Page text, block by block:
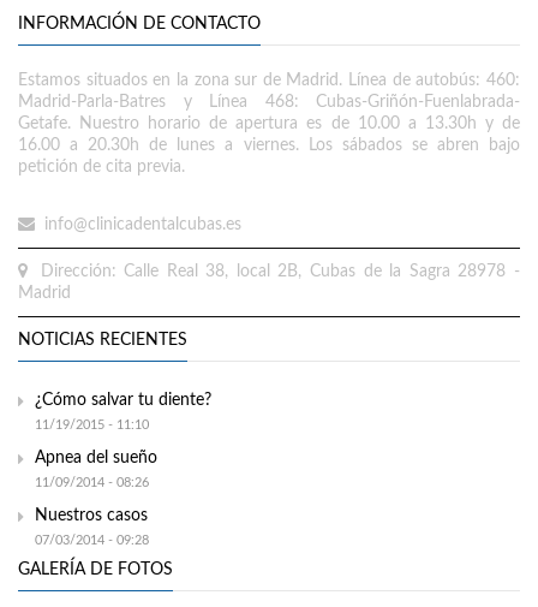
INFORMACIÓN DE CONTACTO
Estamos situados en la zona sur de Madrid. Línea de autobús: 460:
Madrid-Parla-Batres y Línea 468: Cubas-Griñón-Fuenlabrada-
Getafe. Nuestro horario de apertura es de 10.00 a 13.30h y de
16.00 a 20.30h de lunes a viernes. Los sábados se abren bajo
petición de cita previa.
info@clinicadentalcubas.es
Dirección: Calle Real 38, local 2B, Cubas de la Sagra 28978 -
Madrid
NOTICIAS RECIENTES
¿Cómo salvar tu diente?
11/19/2015 - 11:10
Apnea del sueño
11/09/2014 - 08:26
Nuestros casos
07/03/2014 - 09:28
GALERÍA DE FOTOS